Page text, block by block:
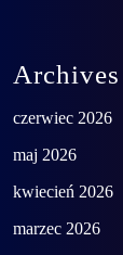
Archives
czerwiec 2026
maj 2026
kwiecień 2026
marzec 2026